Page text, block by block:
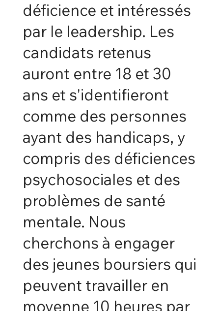
déficience et intéressés
par le leadership. Les
candidats retenus
auront entre 18 et 30
ans et s'identifieront
comme des personnes
ayant des handicaps, y
compris des déficiences
psychosociales et des
problèmes de santé
mentale. Nous
cherchons à engager
des jeunes boursiers qui
peuvent travailler en
moyenne 10 heures par